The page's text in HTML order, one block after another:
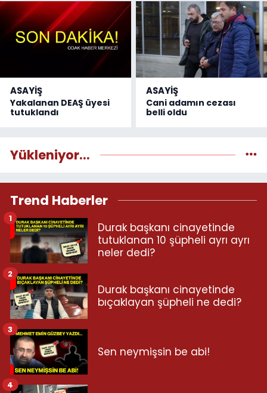
ASAYİŞ
Yakalanan DEAŞ üyesi
tutuklandı
ASAYİŞ
Cani adamın cezası
belli oldu
Yükleniyor...
Trend Haberler
Durak başkanı cinayetinde
tutuklanan 10 şüpheli ayrı ayrı
neler dedi?
1
Durak başkanı cinayetinde
bıçaklayan şüpheli ne dedi?
2
Sen neymişsin be abi!
3
4